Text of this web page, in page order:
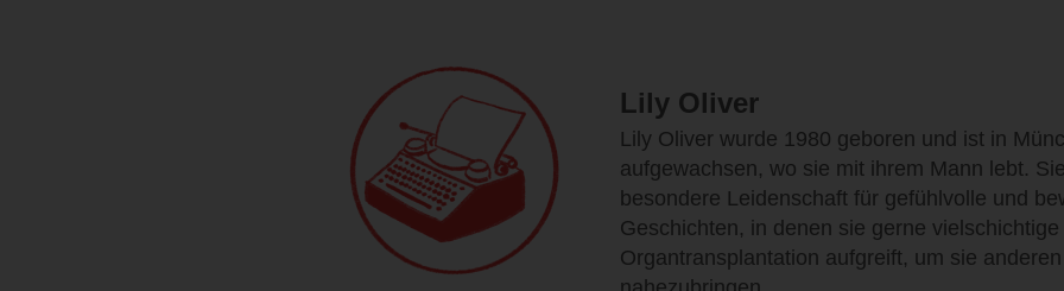
Lily Oliver
Lily Oliver wurde 1980 geboren und ist in
aufgewachsen, wo sie mit ihrem Mann lebt.
besondere Leidenschaft für gefühlvolle und
Geschichten, in denen sie gerne
Organtransplantation aufgreift, um sie